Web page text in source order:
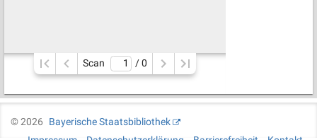
Scan / 0
©2026
Bayerische Staatsbibliothek